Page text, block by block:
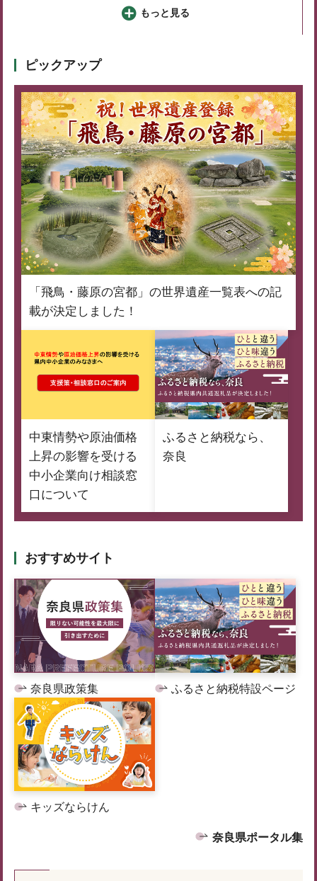
もっと見る
ピックアップ
「飛鳥・藤原の宮都」の世界遺産一覧表への記
載が決定しました！
中東情勢や原油価格
上昇の影響を受ける
中小企業向け相談窓
口について
ふるさと納税なら、
奈良
おすすめサイト
奈良県政策集 ふるさと納税特設ページ
キッズならけん
奈良県ポータル集